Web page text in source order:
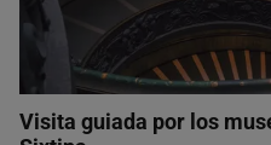
Visita guiada por los